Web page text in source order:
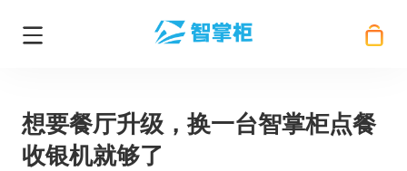
想要餐厅升级，换一台智掌柜点餐
收银机就够了